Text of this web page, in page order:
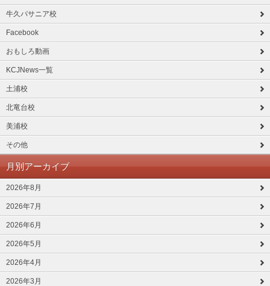
牛久パサニア校
Facebook
おもしろ動画
KCJNews一覧
土浦校
北竜台校
美浦校
その他
月別アーカイブ
2026年8月
2026年7月
2026年6月
2026年5月
2026年4月
2026年3月